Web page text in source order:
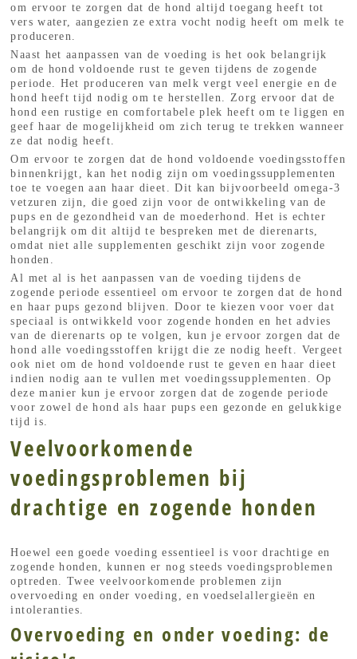
om ervoor te zorgen dat de hond altijd toegang heeft tot
vers water, aangezien ze extra vocht nodig heeft om melk te
produceren.
Naast het aanpassen van de voeding is het ook belangrijk
om de hond voldoende rust te geven tijdens de zogende
periode. Het produceren van melk vergt veel energie en de
hond heeft tijd nodig om te herstellen. Zorg ervoor dat de
hond een rustige en comfortabele plek heeft om te liggen en
geef haar de mogelijkheid om zich terug te trekken wanneer
ze dat nodig heeft.
Om ervoor te zorgen dat de hond voldoende voedingsstoffen
binnenkrijgt, kan het nodig zijn om voedingssupplementen
toe te voegen aan haar dieet. Dit kan bijvoorbeeld omega-3
vetzuren zijn, die goed zijn voor de ontwikkeling van de
pups en de gezondheid van de moederhond. Het is echter
belangrijk om dit altijd te bespreken met de dierenarts,
omdat niet alle supplementen geschikt zijn voor zogende
honden.
Al met al is het aanpassen van de voeding tijdens de
zogende periode essentieel om ervoor te zorgen dat de hond
en haar pups gezond blijven. Door te kiezen voor voer dat
speciaal is ontwikkeld voor zogende honden en het advies
van de dierenarts op te volgen, kun je ervoor zorgen dat de
hond alle voedingsstoffen krijgt die ze nodig heeft. Vergeet
ook niet om de hond voldoende rust te geven en haar dieet
indien nodig aan te vullen met voedingssupplementen. Op
deze manier kun je ervoor zorgen dat de zogende periode
voor zowel de hond als haar pups een gezonde en gelukkige
tijd is.
Veelvoorkomende
voedingsproblemen bij
drachtige en zogende honden
Hoewel een goede voeding essentieel is voor drachtige en
zogende honden, kunnen er nog steeds voedingsproblemen
optreden. Twee veelvoorkomende problemen zijn
overvoeding en onder voeding, en voedselallergieën en
intoleranties.
Overvoeding en onder voeding: de